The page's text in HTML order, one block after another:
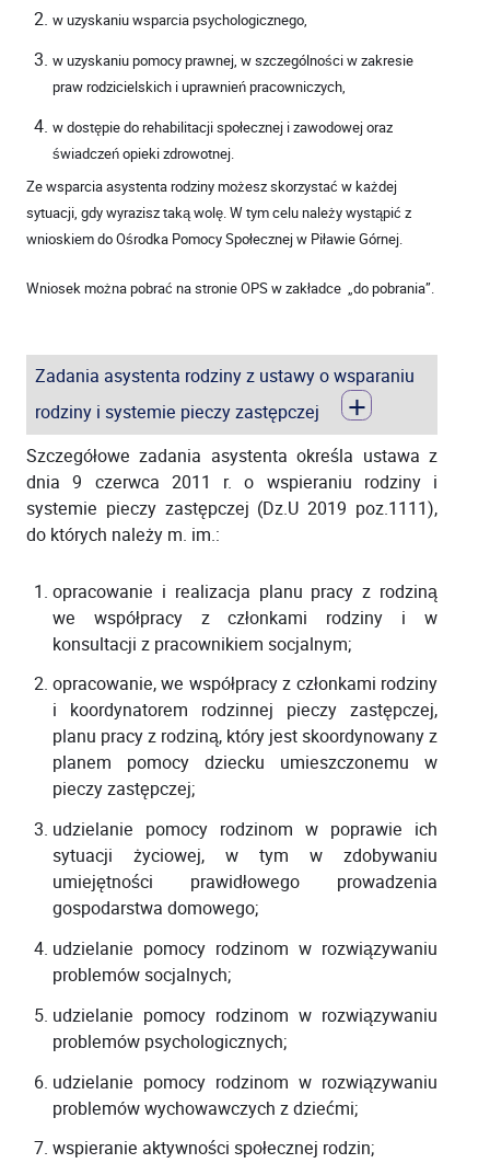
w uzyskaniu wsparcia psychologicznego,
w uzyskaniu pomocy prawnej, w szczególności w zakresie
praw rodzicielskich i uprawnień pracowniczych,
w dostępie do rehabilitacji społecznej i zawodowej oraz
świadczeń opieki zdrowotnej.
Ze wsparcia asystenta rodziny możesz skorzystać w każdej
sytuacji, gdy wyrazisz taką wolę. W tym celu należy wystąpić z
wnioskiem do Ośrodka Pomocy Społecznej w Piławie Górnej.
Wniosek można pobrać na stronie OPS w zakładce „do pobrania”.
Zadania asystenta rodziny z ustawy o wsparaniu
rodziny i systemie pieczy zastępczej
+
Szczegółowe zadania asystenta określa ustawa z
dnia 9 czerwca 2011 r. o wspieraniu rodziny i
systemie pieczy zastępczej (Dz.U 2019 poz.1111),
do których należy m. im.:
opracowanie i realizacja planu pracy z rodziną
we współpracy z członkami rodziny i w
konsultacji z pracownikiem socjalnym;
opracowanie, we współpracy z członkami rodziny
i koordynatorem rodzinnej pieczy zastępczej,
planu pracy z rodziną, który jest skoordynowany z
planem pomocy dziecku umieszczonemu w
pieczy zastępczej;
udzielanie pomocy rodzinom w poprawie ich
sytuacji życiowej, w tym w zdobywaniu
umiejętności prawidłowego prowadzenia
gospodarstwa domowego;
udzielanie pomocy rodzinom w rozwiązywaniu
problemów socjalnych;
udzielanie pomocy rodzinom w rozwiązywaniu
problemów psychologicznych;
udzielanie pomocy rodzinom w rozwiązywaniu
problemów wychowawczych z dziećmi;
wspieranie aktywności społecznej rodzin;